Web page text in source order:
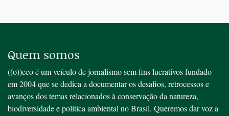
Quem somos
((o))eco é um veículo de jornalismo sem fins lucrativos fundado
em 2004 que se dedica a documentar os desafios, retrocessos e
avanços dos temas relacionados à conservação da natureza,
biodiversidade e política ambiental no Brasil. Queremos dar voz a